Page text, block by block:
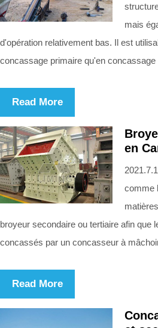
mais
d'opération relativement bas. Il est
concassage primaire qu'en concassage
Read More
en
comme
broyeur secondaire ou tertiaire afin que
concassés par un concasseur à
Read More